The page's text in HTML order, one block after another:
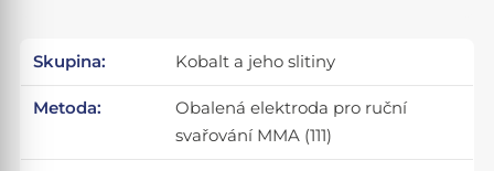
Skupina: Kobalt a jeho slitiny
Metoda:
Obalená elektroda pro ruční
svařování MMA (111)